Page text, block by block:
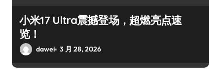
小米17 Ultra震撼登场，超燃亮点速
览！
dawei 3 月 28, 2026